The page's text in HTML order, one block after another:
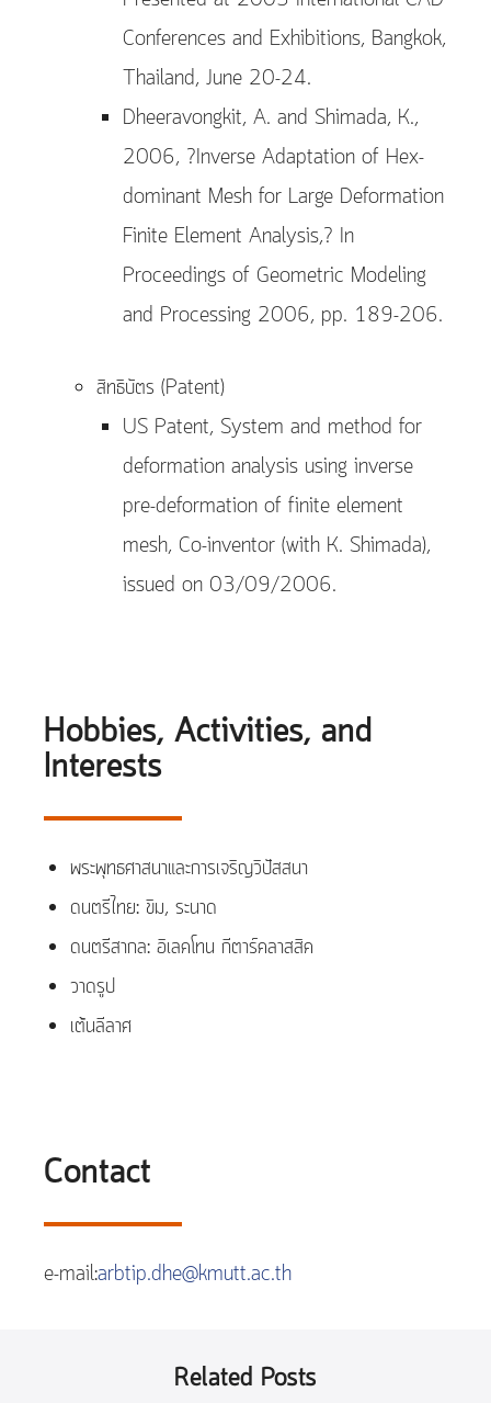
Conferences and Exhibitions, Bangkok,
Thailand, June 20-24.
Dheeravongkit, A. and Shimada, K.,
2006, ?Inverse Adaptation of Hex-
dominant Mesh for Large Deformation
Finite Element Analysis,? In
Proceedings of Geometric Modeling
and Processing 2006, pp. 189-206.
สิทธิบัตร (Patent)
US Patent, System and method for
deformation analysis using inverse
pre-deformation of finite element
mesh, Co-inventor (with K. Shimada),
issued on 03/09/2006.
Hobbies, Activities, and
Interests
พระพุทธศาสนาและการเจริญวิปัสสนา
ดนตรีไทย: ขิม, ระนาด
ดนตรีสากล: อิเลคโทน กีตาร์คลาสสิค
วาดรูป
เต้นลีลาศ
Contact
e-mail:arbtip.dhe@kmutt.ac.th
Related Posts